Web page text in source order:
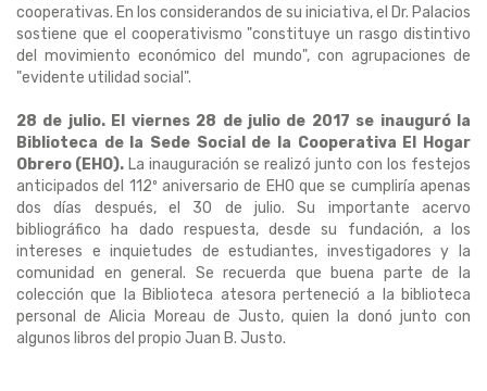
cooperativas. En los considerandos de su iniciativa, el Dr. Palacios
sostiene que el cooperativismo "constituye un rasgo distintivo
del movimiento económico del mundo", con agrupaciones de
"evidente utilidad social".
28 de julio. El viernes 28 de julio de 2017 se inauguró la
Biblioteca de la Sede Social de la Cooperativa El Hogar
Obrero (EHO). La inauguración se realizó junto con los festejos
anticipados del 112º aniversario de EHO que se cumpliría apenas
dos días después, el 30 de julio. Su importante acervo
bibliográfico ha dado respuesta, desde su fundación, a los
intereses e inquietudes de estudiantes, investigadores y la
comunidad en general. Se recuerda que buena parte de la
colección que la Biblioteca atesora perteneció a la biblioteca
personal de Alicia Moreau de Justo, quien la donó junto con
algunos libros del propio Juan B. Justo.